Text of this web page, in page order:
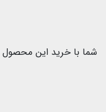
شما با خرید این محصول